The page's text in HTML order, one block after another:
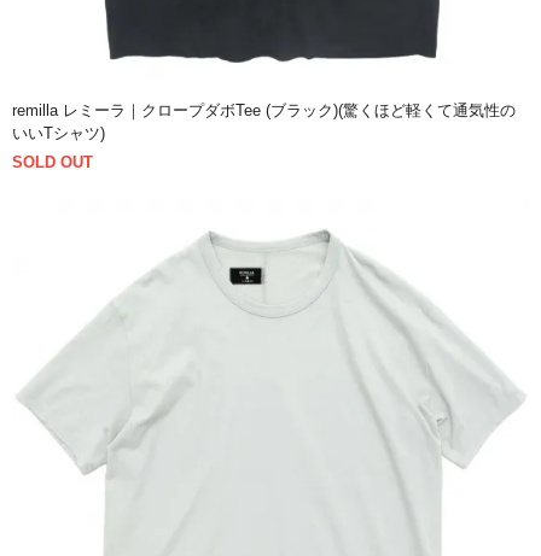
remilla レミーラ｜クロープダボTee (ブラック)(驚くほど軽くて通気性の
いいTシャツ)
SOLD OUT